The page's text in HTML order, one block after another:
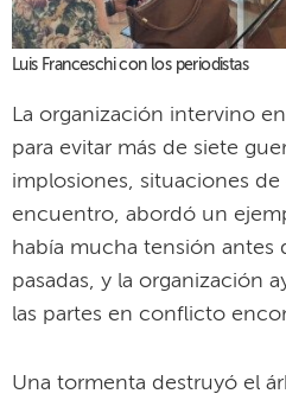
Luis Franceschi con los periodistas
La organización intervino
para evitar más de siete
implosiones, situaciones
encuentro, abordó un
había mucha tensión antes
pasadas, y la organización
las partes en conflicto
Una tormenta destruyó el